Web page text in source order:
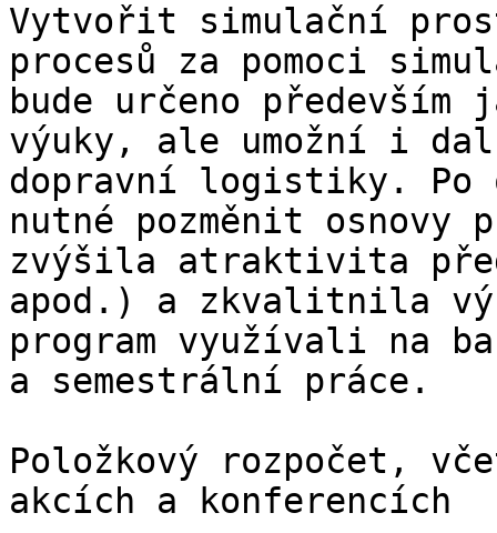
Vytvořit simulační
procesů za pomoci
bude určeno především
výuky, ale umožní i
dopravní logistiky. Po
nutné pozměnit osnovy
zvýšila atraktivita
apod.) a zkvalitnila
program využívali na
a semestrální práce.
Položkový rozpočet,
akcích a konferencích